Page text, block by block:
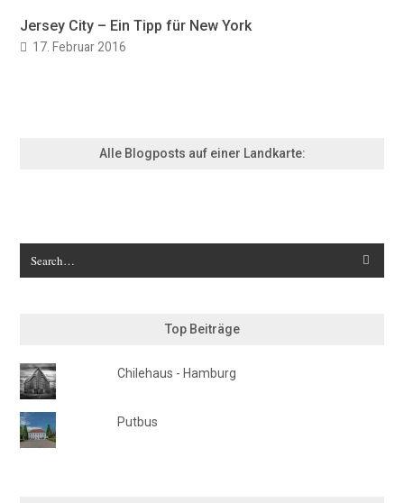
Jersey City – Ein Tipp für New York
17. Februar 2016
Alle Blogposts auf einer Landkarte:
Top Beiträge
Chilehaus - Hamburg
Putbus